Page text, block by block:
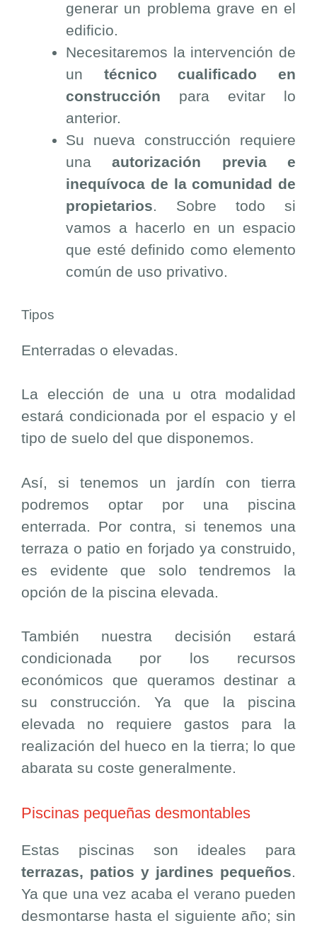
generar un problema grave en el
edificio.
Necesitaremos la intervención de
un técnico cualificado en
construcción para evitar lo
anterior.
Su nueva construcción requiere
unaautorización previa e
inequívoca de la comunidad de
propietarios. Sobre todo si
vamos a hacerlo en un espacio
que esté definido como elemento
común de uso privativo.
Tipos
Enterradas o elevadas.
La elección de una u otra modalidad
estará condicionada por el espacio y el
tipo de suelo del que disponemos.
Así, si tenemos un jardín con tierra
podremos optar por una piscina
enterrada. Por contra, si tenemos una
terraza o patio en forjado ya construido,
es evidente que solo tendremos la
opción de la piscina elevada.
También nuestra decisión estará
condicionada por los recursos
económicos que queramos destinar a
su construcción. Ya que la piscina
elevada no requiere gastos para la
realización del hueco en la tierra; lo que
abarata su coste generalmente.
Piscinas pequeñas desmontables
Estas piscinas son ideales para
terrazas, patios y jardines pequeños
Ya que una vez acaba el verano pueden
desmontarse hasta el siguiente año; sin